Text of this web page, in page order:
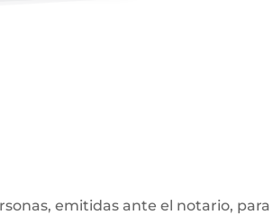
emitidas ante el notario,